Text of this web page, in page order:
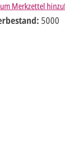
Merkzettel
5000